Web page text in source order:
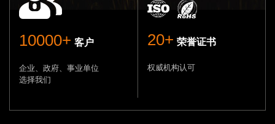
10000+ 客户
企业、政府、事业单位
选择我们
20+ 荣誉证书
权威机构认可